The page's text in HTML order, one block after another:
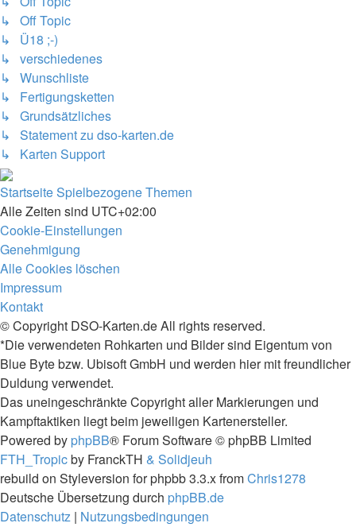
↳ Off Topic
↳ Ü18 ;-)
↳ verschiedenes
↳ Wunschliste
↳ Fertigungsketten
↳ Grundsätzliches
↳ Statement zu dso-karten.de
↳ Karten Support
StartseiteSpielbezogene Themen
Alle Zeiten sind UTC+02:00
Cookie-Einstellungen
Genehmigung
Alle Cookies löschen
Impressum
Kontakt
© Copyright DSO-Karten.de All rights reserved.
*Die verwendeten Rohkarten und Bilder sind Eigentum von
Blue Byte bzw. Ubisoft GmbH und werden hier mit freundlicher
Duldung verwendet.
Das uneingeschränkte Copyright aller Markierungen und
Kampftaktiken liegt beim jeweiligen Kartenersteller.
Powered by phpBB® Forum Software © phpBB Limited
FTH_Tropicby FranckTH & Solidjeuh
rebuild on Styleversion for phpbb 3.3.x fromChris1278
Deutsche Übersetzung durch phpBB.de
Datenschutz | Nutzungsbedingungen